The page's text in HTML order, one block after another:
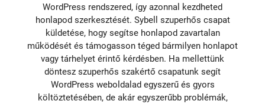
WordPress rendszered, így azonnal kezdheted
honlapod szerkesztését. Sybell szuperhős csapat
küldetése, hogy segítse honlapod zavartalan
működését és támogasson téged bármilyen honlapot
vagy tárhelyet érintő kérdésben. Ha mellettünk
döntesz szuperhős szakértő csapatunk segít
WordPress weboldalad egyszerű és gyors
költöztetésében, de akár egyszerűbb problémák,